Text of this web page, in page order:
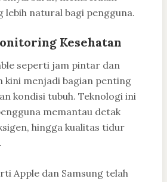
lebih natural bagi pengguna.
Kesehatan
seperti jam pintar dan
kini menjadi bagian penting
kondisi tubuh. Teknologi ini
memantau detak
hingga kualitas tidur
Apple dan Samsung telah